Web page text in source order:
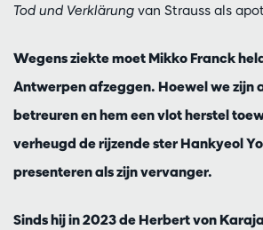
Tod und Verklärung van Strauss als
Wegens ziekte moet Mikko Franck
Antwerpen afzeggen. Hoewel we zijn
betreuren en hem een vlot herstel
verheugd de rijzende ster Hankyeol
presenteren als zijn vervanger.
Sinds hij in 2023 de Herbert von